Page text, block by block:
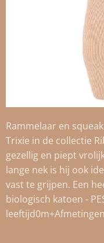
Rammelaar en
Trixie in de collectie
gezellig en piept
lange nek is hij ook
vast te grijpen. Een
biologisch katoen -